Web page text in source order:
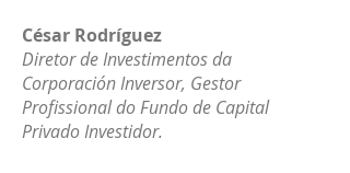
César Rodríguez
Diretor de Investimentos da
Corporación Inversor, Gestor
Profissional do Fundo de Capital
Privado Investidor.